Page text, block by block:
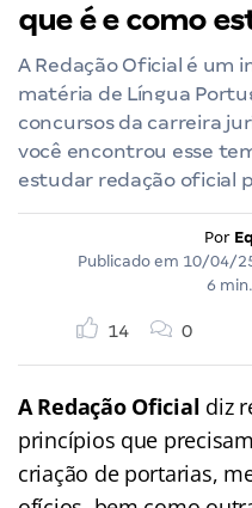
que é e como
A Redação Oficial é um
matéria de Língua
concursos da carreira
você encontrou esse
estudar redação oficial
Por
Publicado em 10/04/
6
14 0
A Redação Oficial diz
princípios que
criação de portarias,